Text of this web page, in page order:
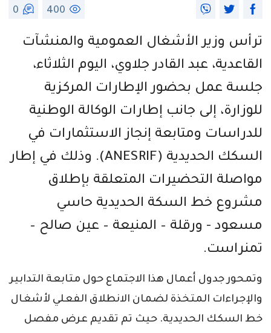
400
0
ترأس وزير الأشغال العمومية والمنشآت
القاعدية، عبد القادر جلاوي، اليوم الثلاثاء،
جلسة عمل بحضور الإطارات المركزية
للوزارة، إلى جانب إطارات الوكالة الوطنية
للدراسات ومتابعة إنجاز الاستثمارات في
السكك الحديدية (ANESRIF). وذلك في إطار
مواصلة التحضيرات المتعلقة بإطلاق
مشروع خط السكة الحديدية حاسي
مسعود - ورقلة – المنيعة – عين صالح –
تمنراست.
وتمحور جدول أعمال هذا الاجتماع حول متابعة التدابير
والإجراءات المتخذة لضمان الانطلاق الفعلي لأشغال
خط السكك الحديدية. حيث تم تقديم عرض مفصل